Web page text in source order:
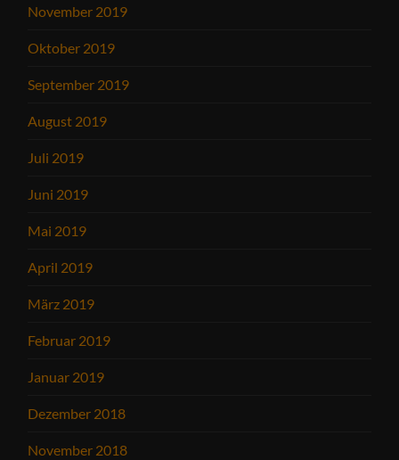
November 2019
Oktober 2019
September 2019
August 2019
Juli 2019
Juni 2019
Mai 2019
April 2019
März 2019
Februar 2019
Januar 2019
Dezember 2018
November 2018